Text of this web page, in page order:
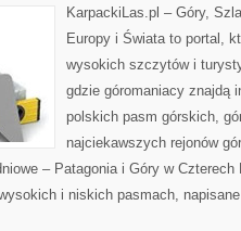
KarpackiLas.pl – Góry,
Europy i Świata to portal,
wysokich szczytów i
gdzie góromaniacy znajdą
polskich pasm górskich,
najciekawszych rejonów
– Patagonia i Góry w
i niskich pasmach,